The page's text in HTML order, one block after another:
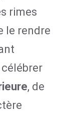
rimes
le rendre
, de